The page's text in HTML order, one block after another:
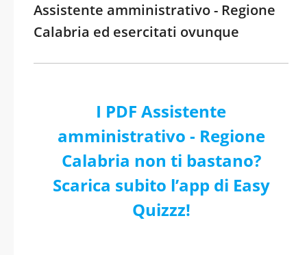
Assistente amministrativo - Regione
Calabria ed esercitati ovunque
I PDF Assistente
amministrativo - Regione
Calabria non ti bastano?
Scarica subito l’app di Easy
Quizzz!